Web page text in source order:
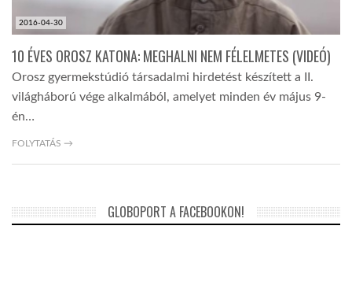
GLOBOTV BP
2016-04-30
10 ÉVES OROSZ KATONA: MEGHALNI NEM FÉLELMETES (VIDEÓ)
Orosz gyermekstúdió társadalmi hirdetést készített a II.
világháború vége alkalmából, amelyet minden év május 9-
én…
FOLYTATÁS →
GLOBOPORT A FACEBOOKON!